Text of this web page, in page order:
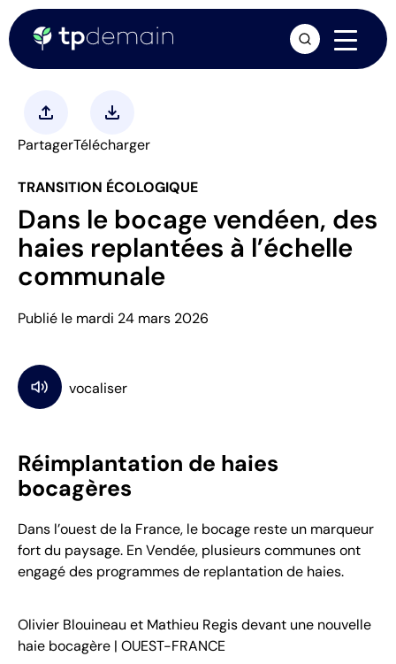
upload
Partager
download
Télécharger
TRANSITION ÉCOLOGIQUE
Dans le bocage vendéen, des
haies replantées à l’échelle
communale
Publié le mardi 24 mars 2026
Réimplantation de haies
bocagères
Dans l’ouest de la France, le bocage reste un marqueur
fort du paysage. En Vendée, plusieurs communes ont
engagé des programmes de replantation de haies.
Olivier Blouineau et Mathieu Regis devant une nouvelle
haie bocagère | OUEST-FRANCE
arrow_forward